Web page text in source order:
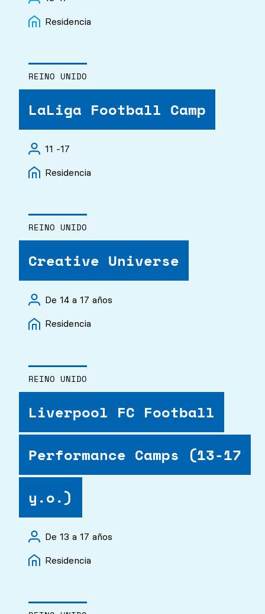
Residencia
REINO UNIDO
LaLiga Football Camp
11 -17
Residencia
REINO UNIDO
Creative Universe
De 14 a 17 años
Residencia
REINO UNIDO
Liverpool FC Football
Performance Camps (13-17
y.o.)
De 13 a 17 años
Residencia